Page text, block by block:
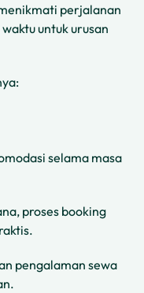
perjalanan
untuk urusan
selama masa
proses booking
pengalaman sewa